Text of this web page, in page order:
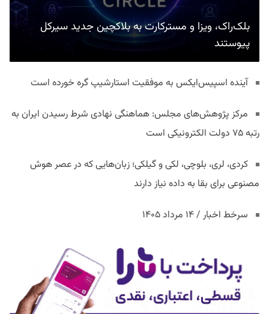
بلک‌راک، ویزا و مسترکارت به بلاکچین جدید سیرکل
پیوستند
آینده اسپیس‌ایکس به موفقیت استارشیپ گره خورده است
مرکز پژوهش‌های مجلس: هماهنگی نهادی شرط رسیدن ایران به
رتبه ۷۵ دولت الکترونیکی است
کردی، لری، بلوچی، لکی و گیلکی؛ زبان‌هایی که در عصر هوش
مصنوعی برای بقا به داده نیاز دارند
سرخط اخبار / ۱۴ مرداد ۱۴۰۵